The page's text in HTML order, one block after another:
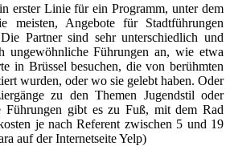
erster Linie für ein Programm, unter dem
meisten, Angebote für Stadtführungen
Partner sind sehr unterschiedlich und
ungewöhnliche Führungen an, wie etwa
in Brüssel besuchen, die von berühmten
wurden, oder wo sie gelebt haben. Oder
zu den Themen Jugendstil oder
Führungen gibt es zu Fuß, mit dem Rad
je nach Referent zwischen 5 und 19
auf der Internetseite Yelp)